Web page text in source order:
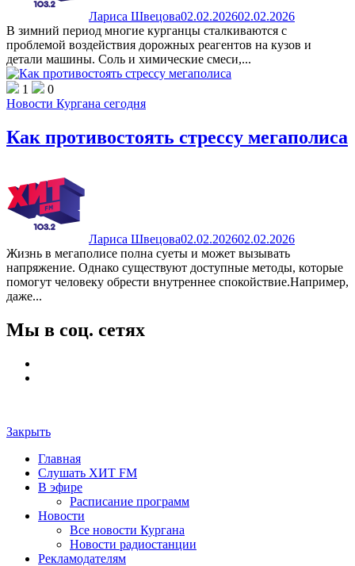
Лариса Швецова02.02.202602.02.2026
В зимний период многие курганцы сталкиваются с
проблемой воздействия дорожных реагентов на кузов и
детали машины. Соль и химические смеси,...
1
0
Новости Кургана сегодня
Как противостоять стрессу мегаполиса
Лариса Швецова02.02.202602.02.2026
Жизнь в мегаполисе полна суеты и может вызывать
напряжение. Однако существуют доступные методы, которые
помогут человеку обрести внутреннее спокойствие.Например,
даже...
Мы в соц. сетях
Закрыть
Главная
Слушать ХИТ FM
В эфире
Расписание программ
Новости
Все новости Кургана
Новости радиостанции
Рекламодателям